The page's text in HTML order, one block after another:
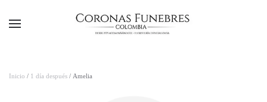
Ir al contenido principal
Inicio / 1 día después / Amelia